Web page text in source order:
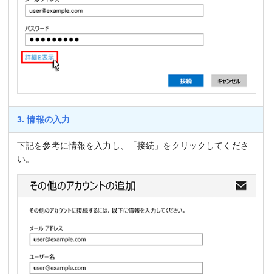
3. 情報の入力
下記を参考に情報を入力し、「接続」をクリックしてくださ
い。